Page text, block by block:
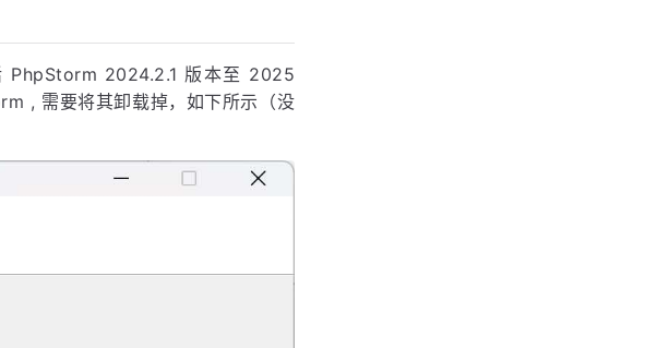
PhpStorm 2024.2.1 版本至 2025
, 需要将其卸载掉，如下所示（没